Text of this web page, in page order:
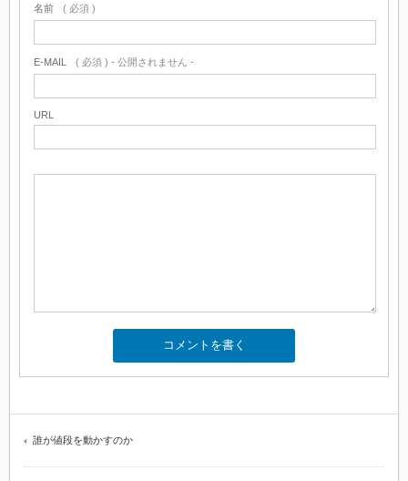
名前 ( 必須 )
E-MAIL ( 必須 ) - 公開されません -
URL
誰が値段を動かすのか